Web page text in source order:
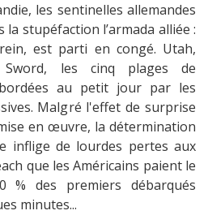
les sentinelles allemandes
la stupéfaction l’armada alliée :
est parti en congé. Utah,
Sword, les cinq plages de
au petit jour par les
Malgré l'effet de surprise
en œuvre, la détermination
inflige de lourdes pertes aux
que les Américains paient le
des premiers débarqués
minutes...